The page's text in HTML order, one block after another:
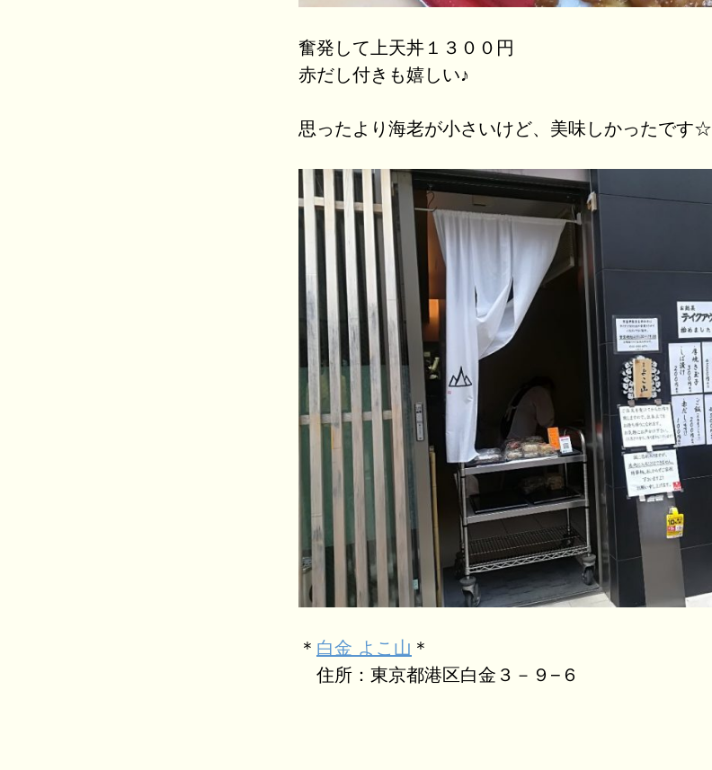
奮発して上天丼１３００円
赤だし付きも嬉しい♪
思ったより海老が小さいけど、美味しかったです☆
＊ 白金 よこ山 ＊
住所：東京都港区白金３－９−６